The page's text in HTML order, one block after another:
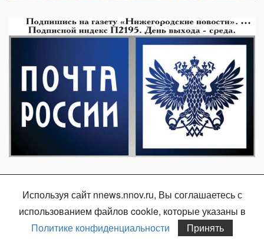
Используя сайт nnews.nnov.ru, Вы соглашаетесь с
использованием файлов cookie, которые указаны в
Политике конфиденциальности
Принять